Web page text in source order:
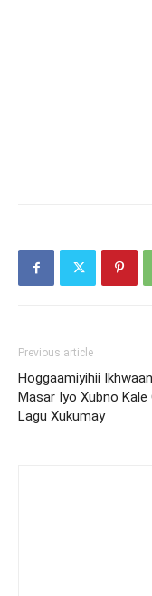
Previous article
Hoggaamiyihii
Masar Iyo Xubno Kale
Lagu Xukumay